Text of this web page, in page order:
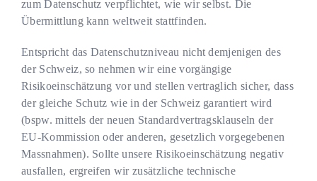
zum Datenschutz verpflichtet, wie wir selbst. Die
Übermittlung kann weltweit stattfinden.
Entspricht das Datenschutzniveau nicht demjenigen des
der Schweiz, so nehmen wir eine vorgängige
Risikoeinschätzung vor und stellen vertraglich sicher, dass
der gleiche Schutz wie in der Schweiz garantiert wird
(bspw. mittels der neuen Standardvertragsklauseln der
EU-Kommission oder anderen, gesetzlich vorgegebenen
Massnahmen). Sollte unsere Risikoeinschätzung negativ
ausfallen, ergreifen wir zusätzliche technische